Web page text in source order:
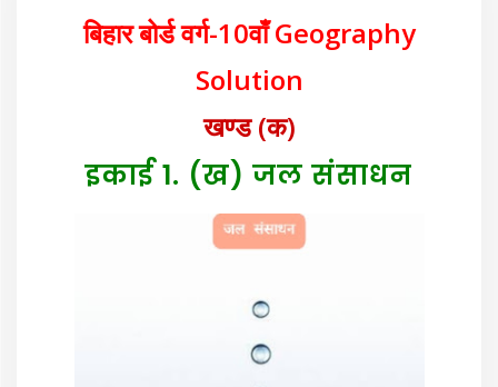
बिहार बोर्ड वर्ग-10वाँ Geography
Solution
खण्ड (क)
इकाई 1. (ख) जल संसाधन